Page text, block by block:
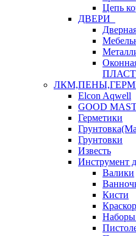
Цепь
ДВЕРИ
Elcon Aqwell
GOOD
Герметики
Грунтовки
Известь
Инструмент
Валики
Кисти